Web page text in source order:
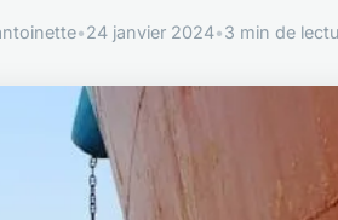
•24 janvier 2024•3 min de